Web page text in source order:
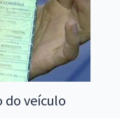
do veículo